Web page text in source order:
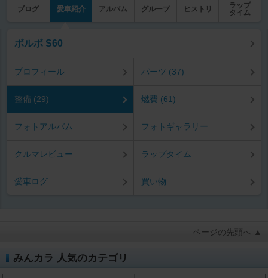
ブログ 愛車紹介 アルバム グループ ヒストリ
ラップ
タイム
ボルボ S60
プロフィール パーツ (37)
整備 (29) 燃費 (61)
フォトアルバム フォトギャラリー
クルマレビュー ラップタイム
愛車ログ 買い物
ページの先頭へ ▲
みんカラ 人気のカテゴリ